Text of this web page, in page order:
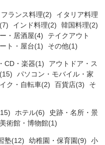
フランス料理(2)
イタリア料理
インド料理(2)
韓国料理(2)
・居酒屋(4)
テイクアウト
ト・屋台(1) その他(1)
CD・楽器(1)
アウトドア・ス
パソコン・モバイル・家
ク・自転車(2) 百貨店(3)
そ
ホテル(6)
史跡・名所・景
術館・博物館(1)
塾(12) 幼稚園・保育園(9)
小